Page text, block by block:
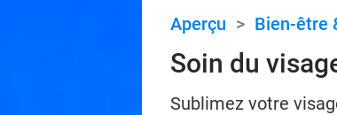
Aperçu > Bien-être
Soin du
Sublimez votre